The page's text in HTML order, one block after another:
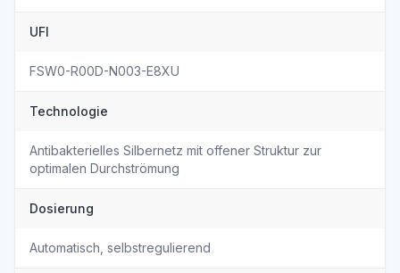
UFI
FSW0-R00D-N003-E8XU
Technologie
Antibakterielles Silbernetz mit offener Struktur zur
optimalen Durchströmung
Dosierung
Automatisch, selbstregulierend